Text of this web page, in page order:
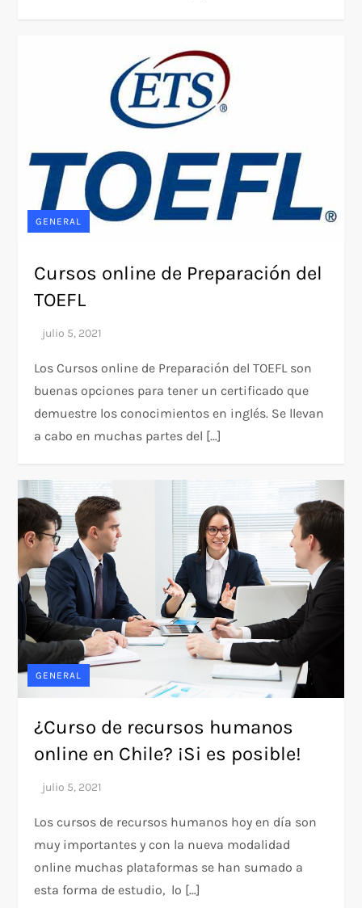
GENERAL
Cursos online de Preparación del
TOEFL
Los Cursos online de Preparación del TOEFL son
buenas opciones para tener un certificado que
demuestre los conocimientos en inglés. Se llevan
a cabo en muchas partes del […]
GENERAL
¿Curso de recursos humanos
online en Chile? ¡Si es posible!
Los cursos de recursos humanos hoy en día son
muy importantes y con la nueva modalidad
online muchas plataformas se han sumado a
esta forma de estudio, lo […]